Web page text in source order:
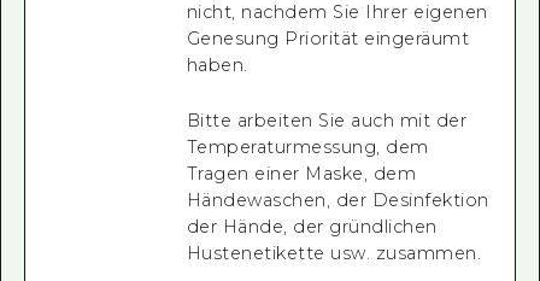
nicht, nachdem Sie Ihrer eigenen
Genesung Priorität eingeräumt
haben.
Bitte arbeiten Sie auch mit der
Temperaturmessung, dem
Tragen einer Maske, dem
Händewaschen, der Desinfektion
der Hände, der gründlichen
Hustenetikette usw. zusammen.